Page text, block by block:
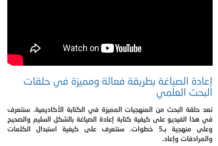
إعادة الصياغة بطريقة فعالة ومميزة في حلقات
البحث العلمي
تعد حلقة البحث من المنهجيات المميزة في الكتابة الأكاديمية. سنتعرف
في هذا الفيديو على كيفية كتابة إعادة الصياغة بالشكل السليم والصحيح
وعلى منهجية بـ5 خطوات. سنتعرف على كيفية استبدال الكلمات
والمرادفات وإعاد.